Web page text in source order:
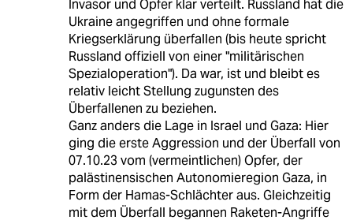
Invasor und Opfer klar verteilt. Russland hat die
Ukraine angegriffen und ohne formale
Kriegserklärung überfallen (bis heute spricht
Russland offiziell von einer "militärischen
Spezialoperation"). Da war, ist und bleibt es
relativ leicht Stellung zugunsten des
Überfallenen zu beziehen.
Ganz anders die Lage in Israel und Gaza: Hier
ging die erste Aggression und der Überfall von
07.10.23 vom (vermeintlichen) Opfer, der
palästinensischen Autonomieregion Gaza, in
Form der Hamas-Schlächter aus. Gleichzeitig
mit dem Überfall begannen Raketen-Angriffe